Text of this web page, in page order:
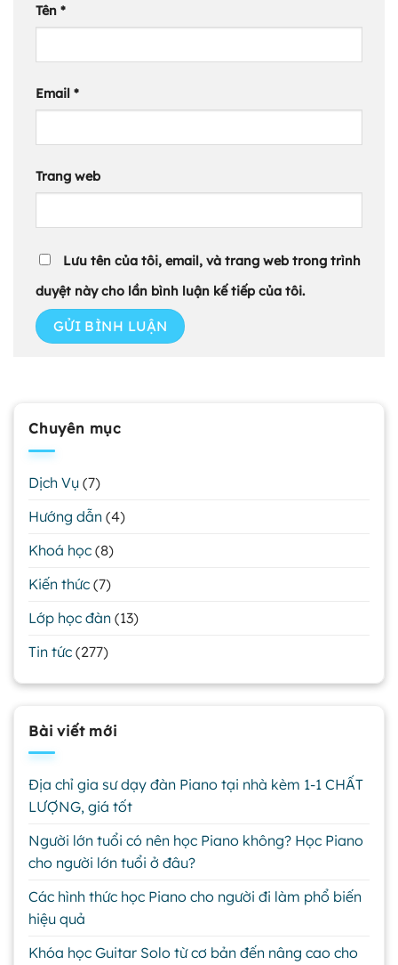
Tên *
Email *
Trang web
Lưu tên của tôi, email, và trang web trong trình
duyệt này cho lần bình luận kế tiếp của tôi.
Chuyên mục
Dịch Vụ (7)
Hướng dẫn (4)
Khoá học (8)
Kiến thức (7)
Lớp học đàn (13)
Tin tức (277)
Bài viết mới
Địa chỉ gia sư dạy đàn Piano tại nhà kèm 1-1 CHẤT
LƯỢNG, giá tốt
Người lớn tuổi có nên học Piano không? Học Piano
cho người lớn tuổi ở đâu?
Các hình thức học Piano cho người đi làm phổ biến
hiệu quả
Khóa học Guitar Solo từ cơ bản đến nâng cao cho